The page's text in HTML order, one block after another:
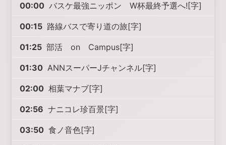
00:00 バスケ最強ニッポン W杯最終予選へ![字]
00:15 路線バスで寄り道の旅[字]
01:25 部活 on Campus[字]
01:30 ANNスーパーJチャンネル[字]
02:00 相葉マナブ[字]
02:56 ナニコレ珍百景[字]
03:50 食ノ音色[字]